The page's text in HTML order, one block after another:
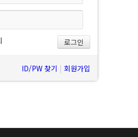
ID/PW 찾기 | 회원가입